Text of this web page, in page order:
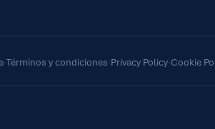
·Términos y condiciones·Privacy Policy·Cookie